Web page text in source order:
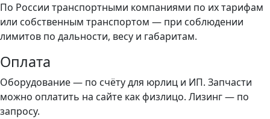
По России транспортными компаниями по их тарифам
или собственным транспортом — при соблюдении
лимитов по дальности, весу и габаритам.
Оплата
Оборудование — по счёту для юрлиц и ИП. Запчасти
можно оплатить на сайте как физлицо. Лизинг — по
запросу.